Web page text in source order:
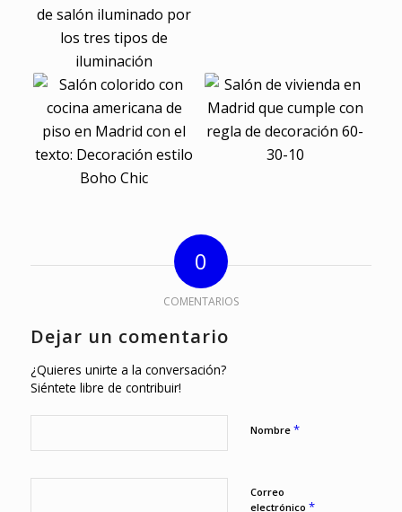
0
COMENTARIOS
Dejar un comentario
¿Quieres unirte a la conversación?
Siéntete libre de contribuir!
Nombre *
Correo
electrónico *